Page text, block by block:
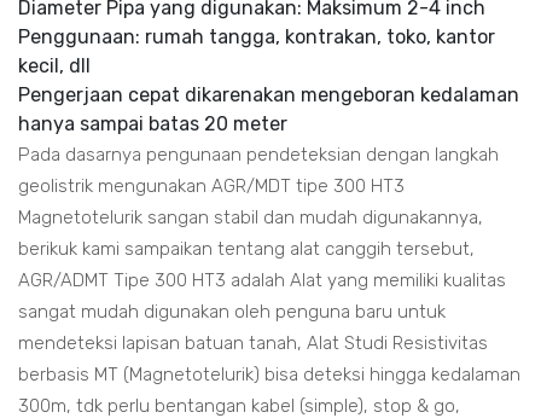
Diameter Pipa yang digunakan: Maksimum 2-4 inch
Penggunaan: rumah tangga, kontrakan, toko, kantor
kecil, dll
Pengerjaan cepat dikarenakan mengeboran kedalaman
hanya sampai batas 20 meter
Pada dasarnya pengunaan pendeteksian dengan langkah
geolistrik mengunakan AGR/MDT tipe 300 HT3
Magnetotelurik sangan stabil dan mudah digunakannya,
berikuk kami sampaikan tentang alat canggih tersebut,
AGR/ADMT Tipe 300 HT3 adalah Alat yang memiliki kualitas
sangat mudah digunakan oleh penguna baru untuk
mendeteksi lapisan batuan tanah, Alat Studi Resistivitas
berbasis MT (Magnetotelurik) bisa deteksi hingga kedalaman
300m, tdk perlu bentangan kabel (simple), stop & go,